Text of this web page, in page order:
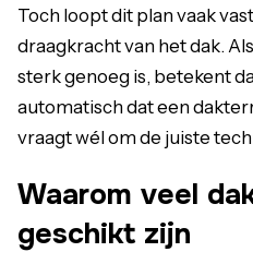
Toch loopt dit plan vaak
draagkracht van het dak.
sterk genoeg is, betekent
automatisch dat een
vraagt wél om de juiste
Waarom veel
geschikt zijn